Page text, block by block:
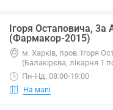
Ігоря Остаповича,
(Фармакор-2015)
м. Харків, пров. Ігоря
(Балакірєва, лікарня 1
Пн-Нд: 08:00-19:00
На мапі